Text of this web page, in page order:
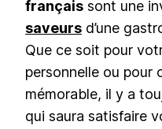
français sont une
saveurs d’une
Que ce soit pour
personnelle ou pour
mémorable, il y a
qui saura satisfaire